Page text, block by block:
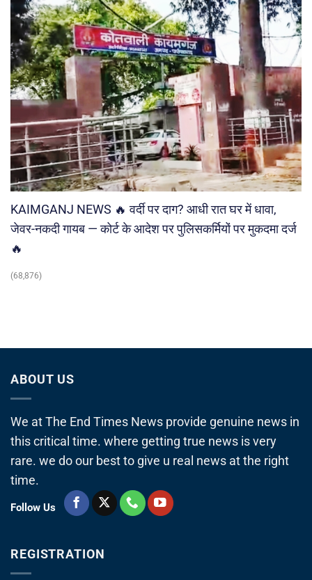
KAIMGANJ NEWS 🔥 वर्दी पर दाग? आधी रात घर में धावा,
जेवर-नकदी गायब — कोर्ट के आदेश पर पुलिसकर्मियों पर मुकदमा दर्ज
🔥
(68,876)
ABOUT US
We at The End Times News provide genuine news in
this critical time. where getting true news is very
rare. we do our best to give u real news at the right
time.
Follow Us
REGISTRATION